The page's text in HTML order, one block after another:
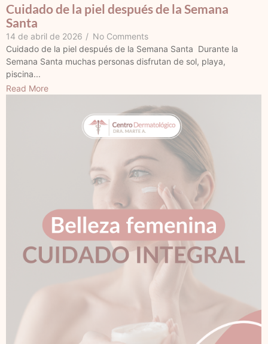
Cuidado de la piel después de la Semana
Santa
14 de abril de 2026 / No Comments
Cuidado de la piel después de la Semana Santa Durante la
Semana Santa muchas personas disfrutan de sol, playa,
piscina...
Read More